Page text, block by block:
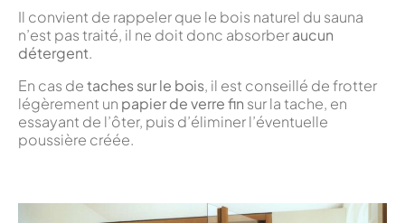
Il convient de rappeler que le bois naturel du sauna
n’est pas traité, il ne doit donc absorberaucun
détergent.
En cas detaches sur le bois, il est conseillé de frotter
légèrement un papier de verre fin sur la tache, en
essayant de l’ôter, puis d’éliminer l’éventuelle
poussière créée.